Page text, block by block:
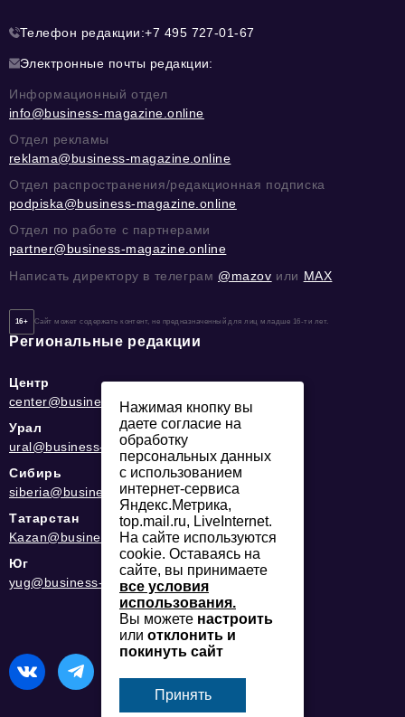
Телефон редакции:+7 495 727-01-67
Электронные почты редакции:
Информационный отдел
info@business-magazine.online
Отдел рекламы
reklama@business-magazine.online
Отдел распространения/редакционная подписка
podpiska@business-magazine.online
Отдел по работе с партнерами
partner@business-magazine.online
Написать директору в телеграм @mazov или MAX
16+ Сайт может содержать контент, не предназначенный для лиц младше 16-ти лет.
Региональные редакции
Центр
center@business-magazine.online
Урал
ural@business-magazine.online
Сибирь
siberia@business-magazine.online
Татарстан
Kazan@business-magazine.online
Юг
yug@business-magazine.online
Нажимая кнопку вы
даете согласие на
обработку
персональных данных
с использованием
интернет-сервиса
Яндекс.Метрика,
top.mail.ru, LiveInternet.
На сайте используются
cookie. Оставаясь на
сайте, вы принимаете
все условия
использования.
Вы можете настроить
или отклонить и
покинуть сайт
Принять